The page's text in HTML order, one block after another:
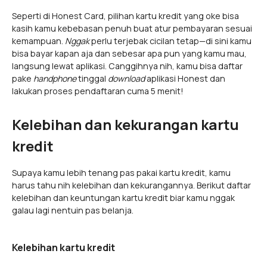
Seperti di Honest Card, pilihan kartu kredit yang oke bisa
kasih kamu kebebasan penuh buat atur pembayaran sesuai
kemampuan. Nggakperlu terjebak cicilan tetap—di sini kamu
bisa bayar kapan aja dan sebesar apa pun yang kamu mau,
langsung lewat aplikasi. Canggihnya nih, kamu bisa daftar
pake handphonetinggal downloadaplikasi Honest dan
lakukan proses pendaftaran cuma 5 menit!
Kelebihan dan kekurangan kartu
kredit
Supaya kamu lebih tenang pas pakai kartu kredit, kamu
harus tahu nih kelebihan dan kekurangannya. Berikut daftar
kelebihan dan keuntungan kartu kredit biar kamu nggak
galau lagi nentuin pas belanja.
Kelebihan kartu kredit